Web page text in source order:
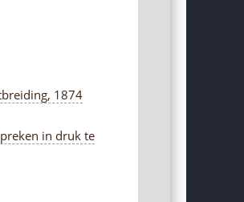
1874
in druk te